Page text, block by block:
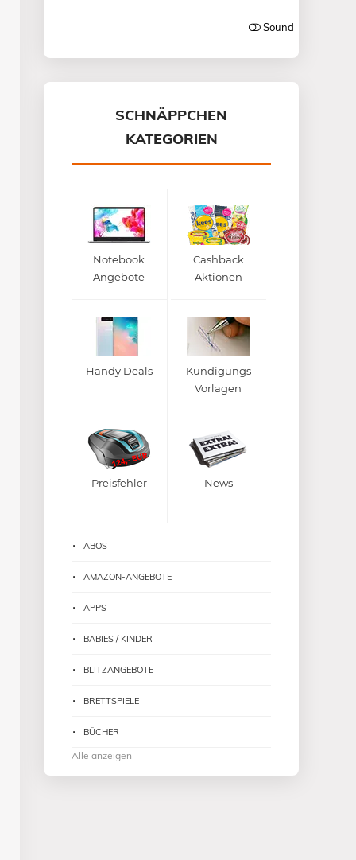
SCHNÄPPCHEN
KATEGORIEN
Notebook
Angebote
Cashback
Aktionen
Handy Deals
Kündigungs
Vorlagen
Preisfehler News
ABOS
AMAZON-ANGEBOTE
APPS
BABIES / KINDER
BLITZANGEBOTE
BRETTSPIELE
BÜCHER
Alle anzeigen